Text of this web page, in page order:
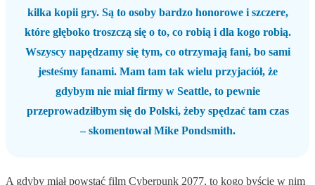
kilka kopii gry. Są to osoby bardzo honorowe i szczere,
które głęboko troszczą się o to, co robią i dla kogo robią.
Wszyscy napędzamy się tym, co otrzymają fani, bo sami
jesteśmy fanami. Mam tam tak wielu przyjaciół, że
gdybym nie miał firmy w Seattle, to pewnie
przeprowadziłbym się do Polski, żeby spędzać tam czas
– skomentował Mike Pondsmith.
A gdyby miał powstać film Cyberpunk 2077, to kogo byście w nim